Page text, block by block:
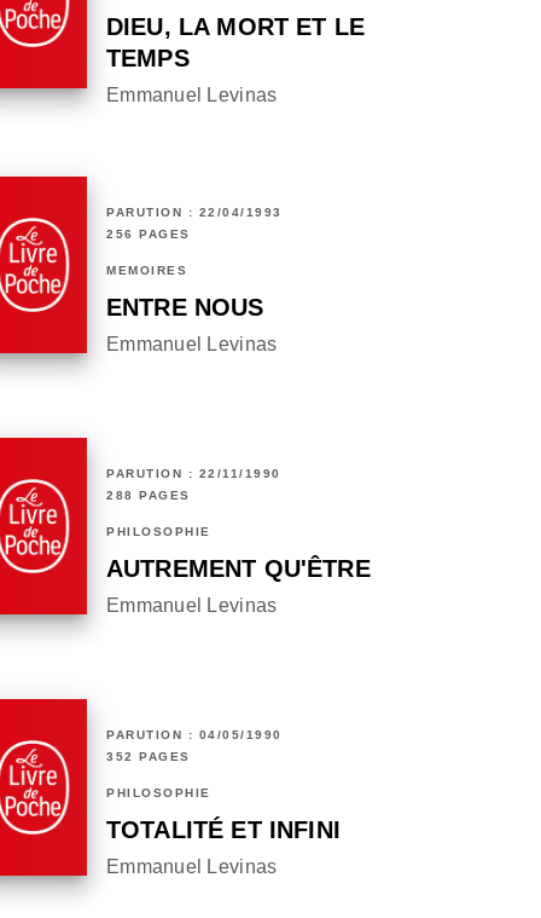
DIEU, LA MORT ET LE
TEMPS
Emmanuel Levinas
PARUTION : 22/04/1993
256 PAGES
MÉMOIRES
ENTRE NOUS
Emmanuel Levinas
PARUTION : 22/11/1990
288 PAGES
PHILOSOPHIE
AUTREMENT QU'ÊTRE
Emmanuel Levinas
PARUTION : 04/05/1990
352 PAGES
PHILOSOPHIE
TOTALITÉ ET INFINI
Emmanuel Levinas